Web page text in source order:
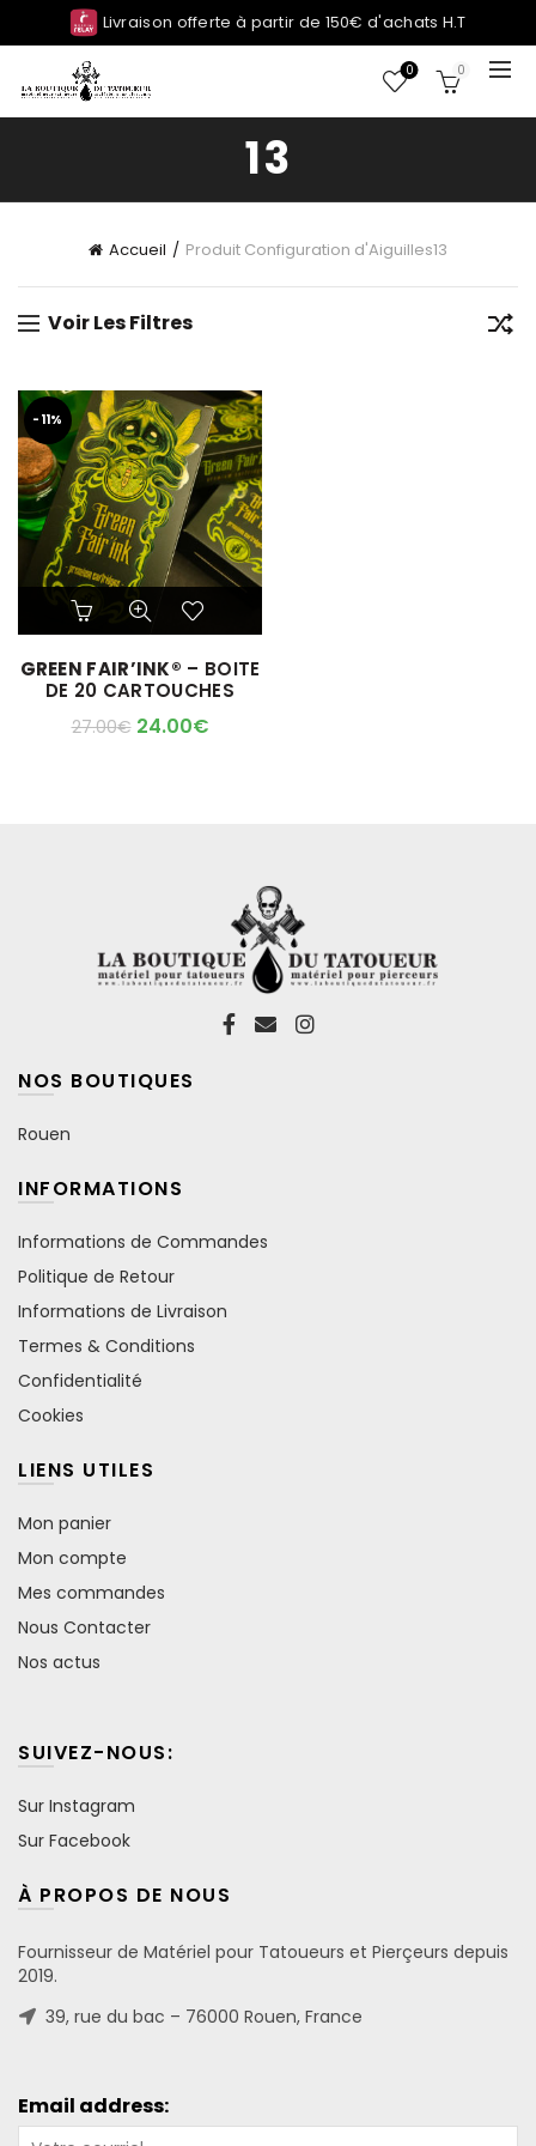
Livraison offerte à partir de 150€ d'achats H.T
0 0
13
Accueil Produit Configuration d'Aiguilles13
Voir Les Filtres
-11%
Ce
produit
plusieurs
variations.
Les
GREEN FAIR’INK® – BOITE
DE 20 CARTOUCHES
27.00€ 24.00€
NOS BOUTIQUES
Rouen
INFORMATIONS
Informations de Commandes
Politique de Retour
Informations de Livraison
Termes & Conditions
Confidentialité
Cookies
LIENS UTILES
Mon panier
Mon compte
Mes commandes
Nous Contacter
Nos actus
SUIVEZ-NOUS:
Sur Instagram
Sur Facebook
À PROPOS DE NOUS
Fournisseur de Matériel pour Tatoueurs et Pierçeurs depuis
2019.
39, rue du bac – 76000 Rouen, France
Email address: